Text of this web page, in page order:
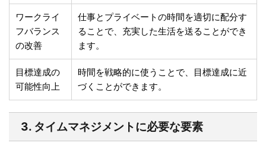
ワークライ
フバランス
の改善
仕事とプライベートの時間を適切に配分す
ることで、充実した生活を送ることができ
ます。
目標達成の
可能性向上
時間を戦略的に使うことで、目標達成に近
づくことができます。
3. タイムマネジメントに必要な要素